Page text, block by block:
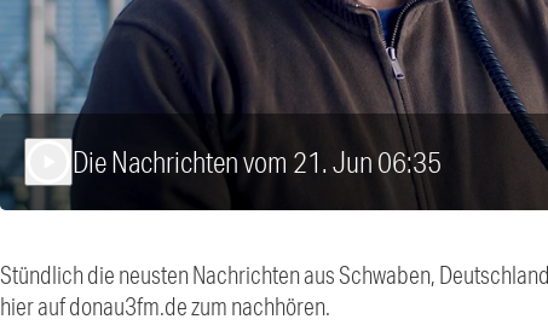
Die Nachrichten vom 21. Jun 06:35
Stündlich die neusten Nachrichten aus Schwaben,
hier auf donau3fm.de zum nachhören.